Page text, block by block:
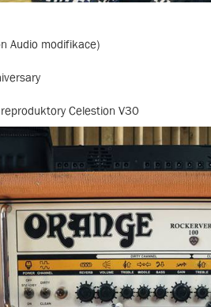
Audio modifikace)
Celestion V30